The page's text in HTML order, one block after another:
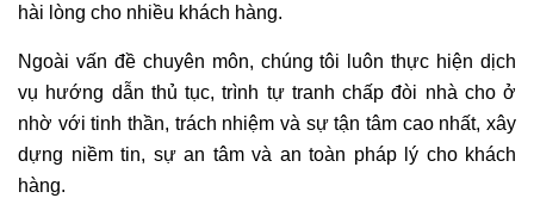
hài lòng cho nhiều khách hàng.
Ngoài vấn đề chuyên môn, chúng tôi luôn thực hiện dịch
vụ hướng dẫn thủ tục, trình tự tranh chấp đòi nhà cho ở
nhờ với tinh thần, trách nhiệm và sự tận tâm cao nhất, xây
dựng niềm tin, sự an tâm và an toàn pháp lý cho khách
hàng.